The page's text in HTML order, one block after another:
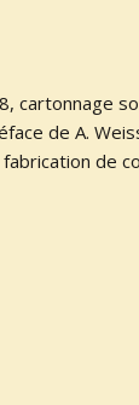
cartonnage
de A.
de